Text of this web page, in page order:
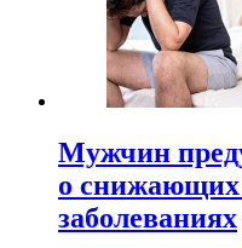
Мужчин
о снижающих
заболеваниях